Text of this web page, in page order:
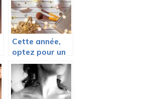
Cette année,
optez pour un
calendrier de
l’avent beauté